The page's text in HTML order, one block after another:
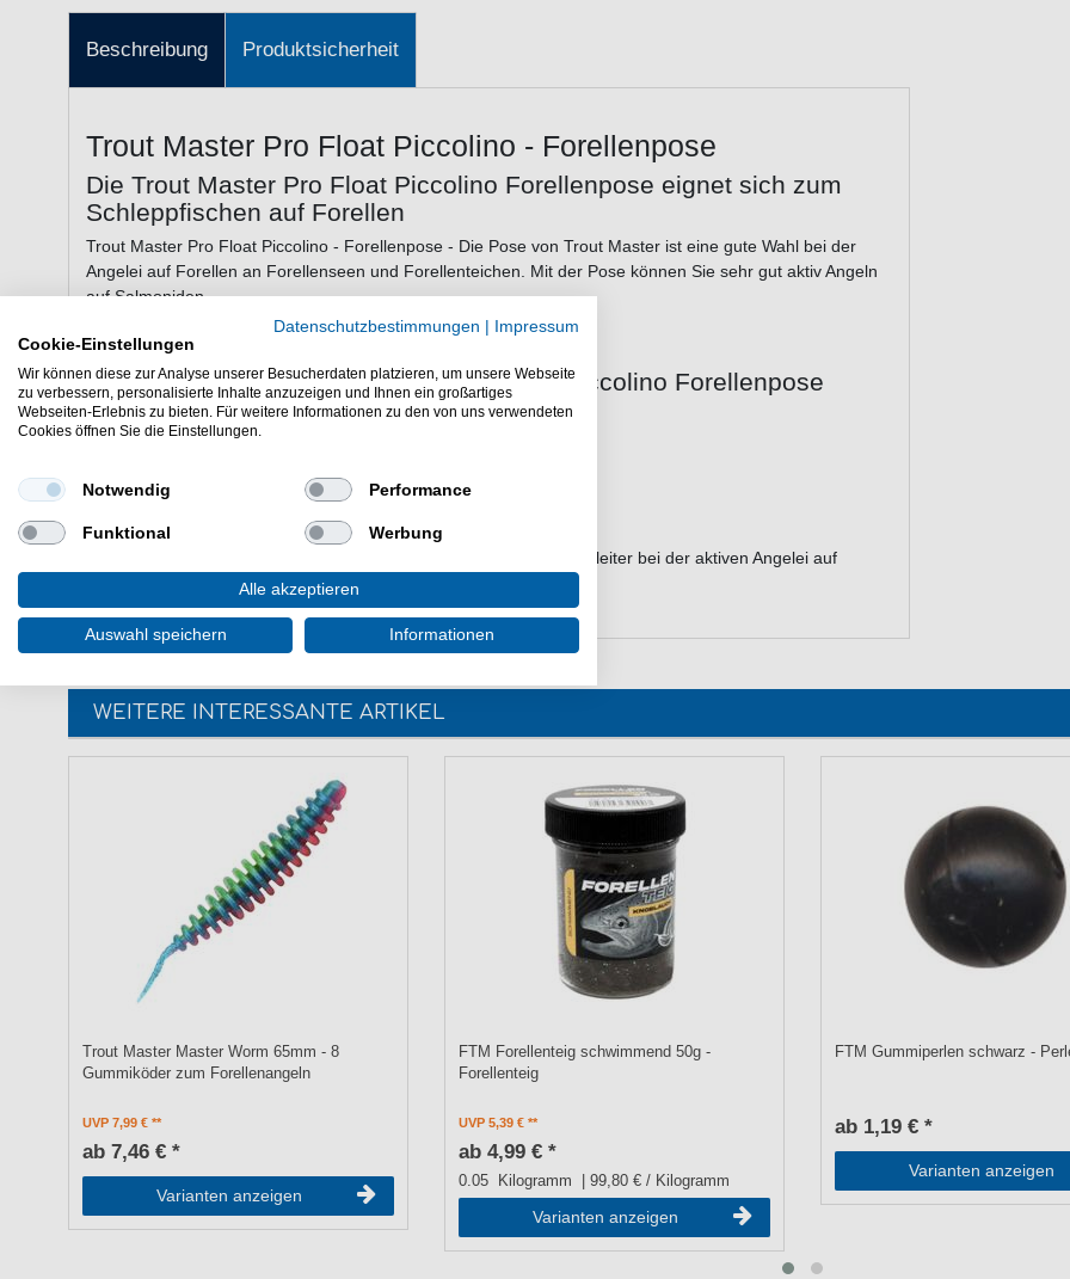
Beschreibung Produktsicherheit
Trout Master Pro Float Piccolino - Forellenpose
Die Trout Master Pro Float Piccolino Forellenpose eignet sich zum
Schleppfischen auf Forellen
Trout Master Pro Float Piccolino - Forellenpose - Die Pose von Trout Master ist eine gute Wahl bei der
Angelei auf Forellen an Forellenseen und Forellenteichen. Mit der Pose können Sie sehr gut aktiv Angeln
auf Salmoniden.
Eigenschaften der Trout Master Pro Float Piccolino Forellenpose
Pose fürs Forellenangeln
gut sichtbarer Posenkopf
gut geeignet fürs Schleppangeln
Die Trout Master Pro Float Piccolino Forellenpose ist ein treuer Begleiter bei der aktiven Angelei auf
Salmoniden. Ausrüstung für das Fischen auf Forelle.
WEITERE INTERESSANTE ARTIKEL
Trout Master Master Worm 65mm - 8
Gummiköder zum Forellenangeln
UVP 7,99 €
ab 7,46 € *
Varianten anzeigen
FTM Forellenteig schwimmend 50g -
Forellenteig
UVP 5,39 €
ab 4,99 € *
0.05 Kilogramm | 99,80 € / Kilogramm
Varianten anzeigen
FTM Gummiperlen schwarz -
ab 1,19 € *
Varianten anzeigen
Datenschutzbestimmungen
Impressum
Cookie-Einstellungen
Wir können diese zur Analyse unserer Besucherdaten platzieren, um unsere Webseite
zu verbessern, personalisierte Inhalte anzuzeigen und Ihnen ein großartiges
Webseiten-Erlebnis zu bieten. Für weitere Informationen zu den von uns verwendeten
Cookies öffnen Sie die Einstellungen.
Notwendig Performance
Funktional Werbung
Alle akzeptieren
Auswahl speichern Informationen